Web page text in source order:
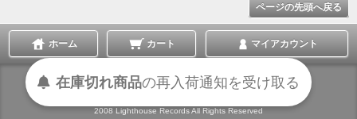
ページの先頭へ戻る
ホーム カート マイアカウント
表示切替 :スマートフォン|PC版
2008 Lighthouse Records All Rights Reserved
在庫切れ商品の再入荷通知を受け取る